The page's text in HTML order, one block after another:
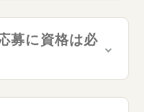
募に資格は必